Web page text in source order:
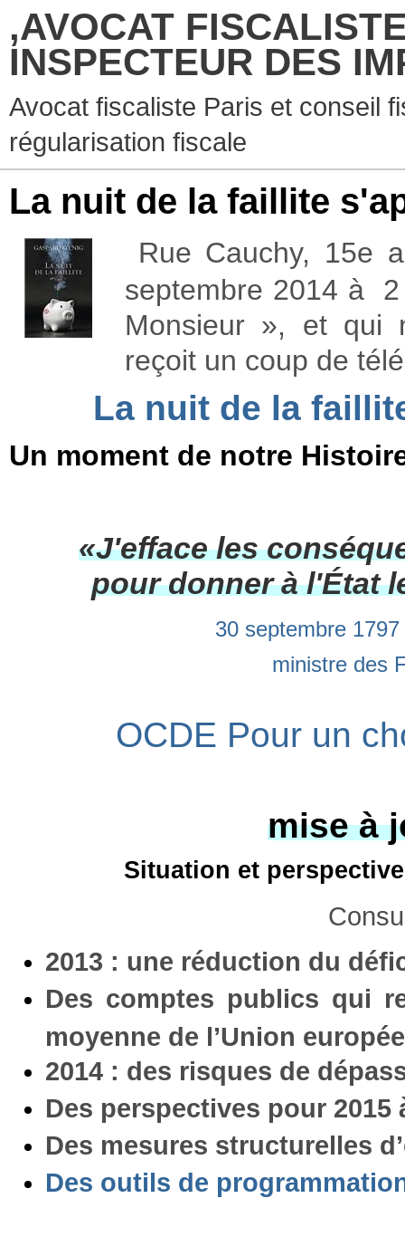
,AVOCAT
INSPECTEUR DES
Avocat fiscaliste Paris et conseil
régularisation fiscale
La nuit de la faillite
Rue Cauchy, 15e
septembre 2014 à 2
Monsieur », et qui
reçoit un coup de
La nuit de la
Un moment de notre
«J'efface les
pour donner à l'État
30 septembre
ministre des
OCDE Pour un
mise à
Situation et
2013 : une réduction du
Des comptes publics qui
moyenne de l’Union
2014 : des risques de
Des perspectives pour 2015
Des mesures structurelles
Des outils de